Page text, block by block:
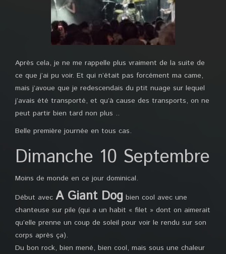
Après cela, je ne me rappelle plus vraiment de la suite de
ce que j’ai pu voir. Et qui n’était pas forcément ma came,
mais j’avoue que je redescendais du ptit nuage sur lequel
j’avais été transporté, et qu’à cause des transports, on ne
peut partir bien tard non plus ..
Belle première journée en tous cas.
Dimanche 10 Septembre
Moins de monde en ce jour dominical.
Début avec A Giant Dog bien cool avec une
chanteuse sur pile (qui a un habit « filet » dont on aimerait
qu’elle prenne un coup de soleil pour voir le rendu sur son
corps après ça).
Du bon rock, bien mené, bien cool, mais sous une chaleur